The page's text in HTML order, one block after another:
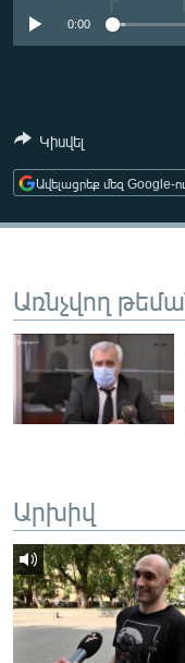
ՍՊՈՐՏ
ՏՏ ԵՒ ԻՆՏԵՐՆԵՏ
ԿՈՐՈՆԱՎԻՐՈՒՍ
ՁԳՏԵԼՈՎ
ՓՈԴՔԱՍԹ
Հայերեն
Русский
ՀԵՏԵՎԵՔ ՄԵԶ
0:00
Կիսվել
Ավելացրեք մեզ Google-
Առնչվող
Արխիվ